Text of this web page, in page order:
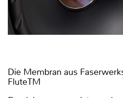
Die Membran aus
FluteTM